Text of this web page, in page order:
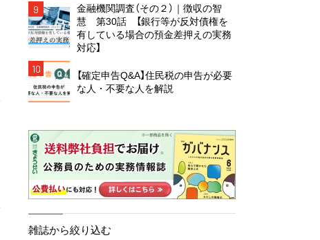
9
金融機関調査（その２）｜徴収の智
慧 第30話 【銀行等が反対債権を
有している場合の預金差押えの実務
対応】
10
【確定申告Q&A】住民税の申告が必要
な人・不要な人を解説
雑誌から絞り込む